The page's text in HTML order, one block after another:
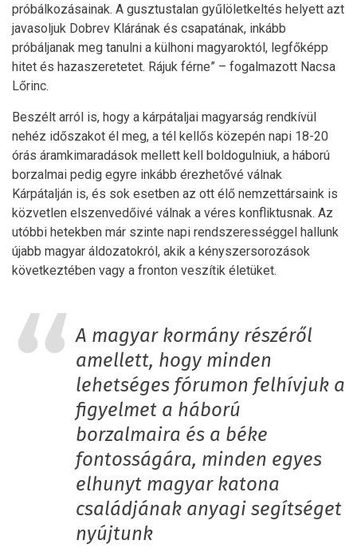
próbálkozásainak. A gusztustalan gyűlöletkeltés helyett azt
javasoljuk Dobrev Klárának és csapatának, inkább
próbáljanak meg tanulni a külhoni magyaroktól, legfőképp
hitet és hazaszeretetet. Rájuk férne” – fogalmazott Nacsa
Lőrinc.
Beszélt arról is, hogy a kárpátaljai magyarság rendkívül
nehéz időszakot él meg, a tél kellős közepén napi 18-20
órás áramkimaradások mellett kell boldogulniuk, a háború
borzalmai pedig egyre inkább érezhetővé válnak
Kárpátalján is, és sok esetben az ott élő nemzettársaink is
közvetlen elszenvedőivé válnak a véres konfliktusnak. Az
utóbbi hetekben már szinte napi rendszerességgel hallunk
újabb magyar áldozatokról, akik a kényszersorozások
következtében vagy a fronton veszítik életüket.
A magyar kormány részéről
amellett, hogy minden
lehetséges fórumon felhívjuk a
figyelmet a háború
borzalmaira és a béke
fontosságára, minden egyes
elhunyt magyar katona
családjának anyagi segítséget
nyújtunk